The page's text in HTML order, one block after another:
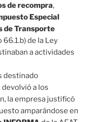
de recompra,
Especial
de Transporte
de la Ley
a actividades
destinado
a los
la empresa justificó
amparándose en